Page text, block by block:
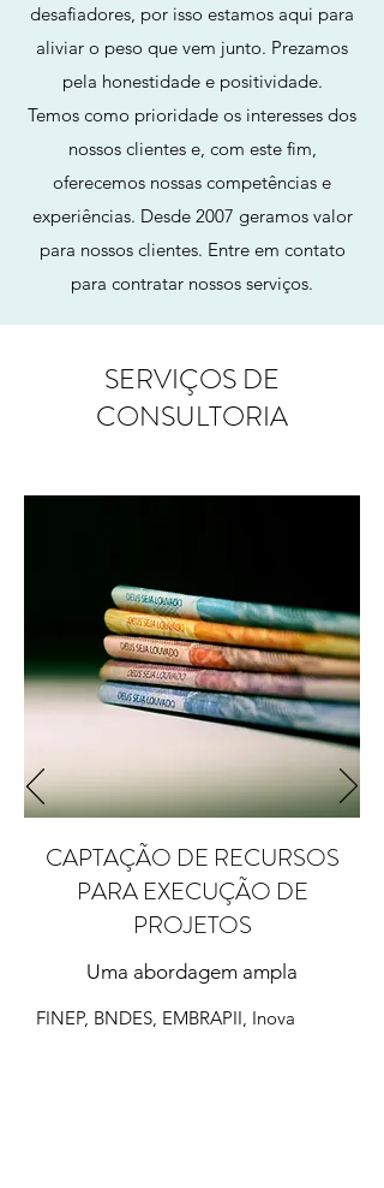
desafiadores, por isso estamos aqui para
aliviar o peso que vem junto. Prezamos
pela honestidade e positividade.
Temos como prioridade os interesses dos
nossos clientes e, com este fim,
oferecemos nossas competências e
experiências. Desde 2007 geramos valor
para nossos clientes. Entre em contato
para contratar nossos serviços.
SERVIÇOS DE
CONSULTORIA
CAPTAÇÃO DE RECURSOS
PARA EXECUÇÃO DE
PROJETOS
Uma abordagem ampla
FINEP, BNDES, EMBRAPII, Inova